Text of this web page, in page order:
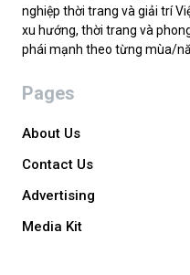
nghiệp thời trang và giải trí
xu hướng, thời trang và
phái mạnh theo từng mùa/
Pages
About Us
Contact Us
Advertising
Media Kit